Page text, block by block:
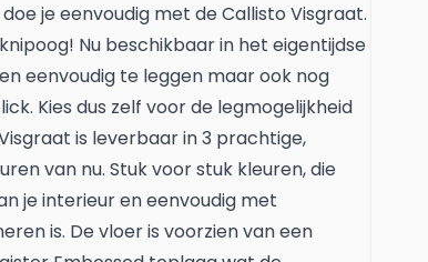
je eenvoudig met de Callisto Visgraat.
Nu beschikbaar in het eigentijdse
eenvoudig te leggen maar ook nog
Kies dus zelf voor de legmogelijkheid
is leverbaar in 3 prachtige,
van nu. Stuk voor stuk kleuren, die
je interieur en eenvoudig met
is. De vloer is voorzien van een